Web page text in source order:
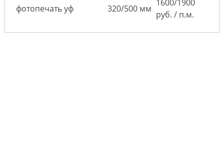
фотопечать уф
320/500 мм
1600/1900
руб. / п.м.